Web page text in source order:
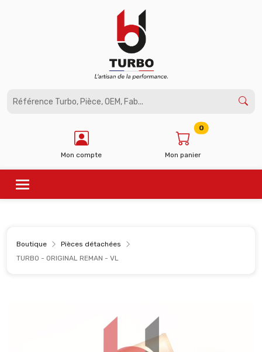
Mon compte Mon panier
0
Boutique
Pièces détachées
TURBO - ORIGINAL REMAN - VL
Panneau de gestion des cookies